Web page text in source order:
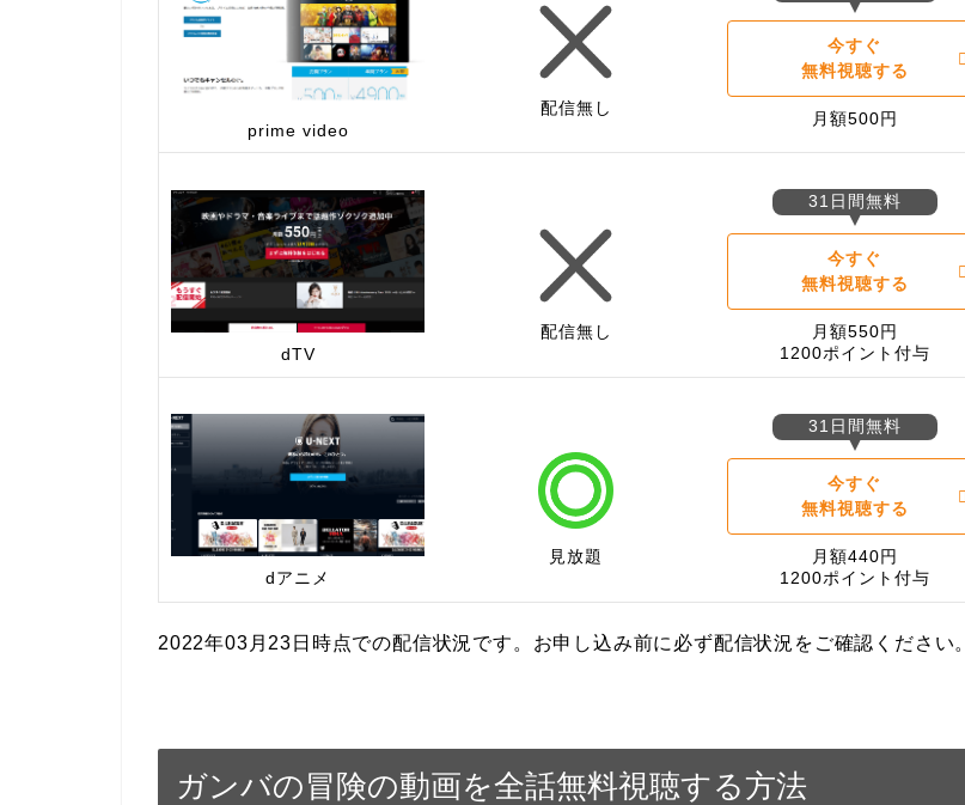
prime video
配信無し
今すぐ
無料視聴する
月額500円
dTV
配信無し
31日間無料
今すぐ
無料視聴する
月額550円
1200ポイント付与
dアニメ
見放題
31日間無料
今すぐ
無料視聴する
月額440円
1200ポイント付与
2022年03月23日時点での配信状況です。お申し込み前に必ず配信状況をご確認ください。
ガンバの冒険の動画を全話無料視聴する方法